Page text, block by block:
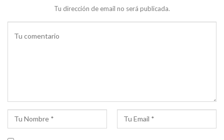
Tu dirección de email no será publicada.